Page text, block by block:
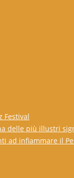
Festival
delle più illustri
ad infiammare il